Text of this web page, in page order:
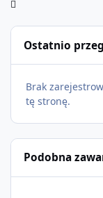
Ostatnio
Brak
tę stronę.
Podobna